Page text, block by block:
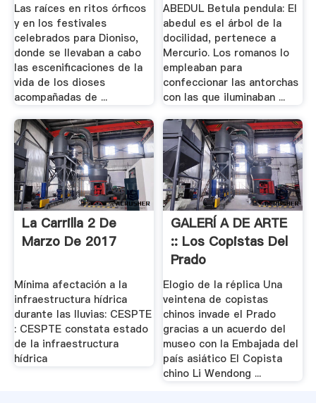
Las raíces en ritos órficos
y en los festivales
celebrados para Dioniso,
donde se llevaban a cabo
las escenificaciones de la
vida de los dioses
acompañadas de ...
ABEDUL Betula pendula: El
abedul es el árbol de la
docilidad, pertenece a
Mercurio. Los romanos lo
empleaban para
confeccionar las antorchas
con las que iluminaban ...
La Carrilla 2 De
Marzo De 2017
Mínima afectación a la
infraestructura hídrica
durante las lluvias: CESPTE
: CESPTE constata estado
de la infraestructura
hídrica
GALERÍ A DE ARTE
:: Los Copistas Del
Prado
Elogio de la réplica Una
veintena de copistas
chinos invade el Prado
gracias a un acuerdo del
museo con la Embajada del
país asiático El Copista
chino Li Wendong ...